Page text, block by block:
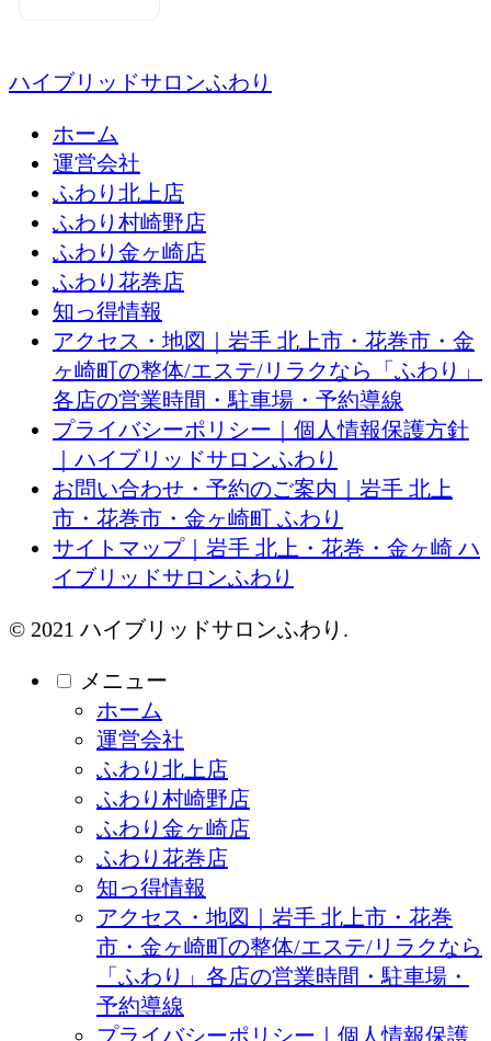
ハイブリッドサロンふわり
ホーム
運営会社
ふわり北上店
ふわり村崎野店
ふわり金ヶ崎店
ふわり花巻店
知っ得情報
アクセス・地図｜岩手 北上市・花巻市・金
ヶ崎町の整体/エステ/リラクなら「ふわり」
各店の営業時間・駐車場・予約導線
プライバシーポリシー｜個人情報保護方針
｜ハイブリッドサロンふわり
お問い合わせ・予約のご案内｜岩手 北上
市・花巻市・金ヶ崎町 ふわり
サイトマップ｜岩手 北上・花巻・金ヶ崎 ハ
イブリッドサロンふわり
© 2021 ハイブリッドサロンふわり.
メニュー
ホーム
運営会社
ふわり北上店
ふわり村崎野店
ふわり金ヶ崎店
ふわり花巻店
知っ得情報
アクセス・地図｜岩手 北上市・花巻
市・金ヶ崎町の整体/エステ/リラクなら
「ふわり」各店の営業時間・駐車場・
予約導線
プライバシーポリシー｜個人情報保護